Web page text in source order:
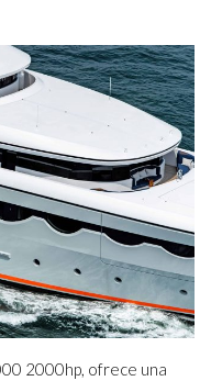
2000hp, ofrece una